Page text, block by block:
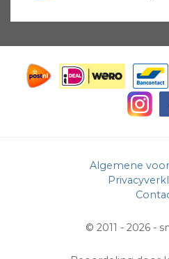
Algemene
© 2011 - 2026 -